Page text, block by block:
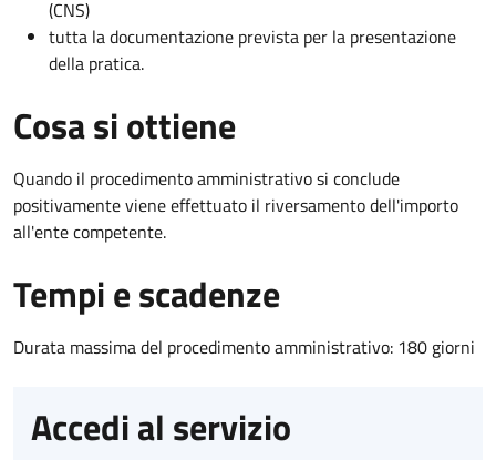
(CNS)
tutta la documentazione prevista per la presentazione
della pratica.
Cosa si ottiene
Quando il procedimento amministrativo si conclude
positivamente viene effettuato il riversamento dell'importo
all'ente competente.
Tempi e scadenze
Durata massima del procedimento amministrativo: 180 giorni
Accedi al servizio